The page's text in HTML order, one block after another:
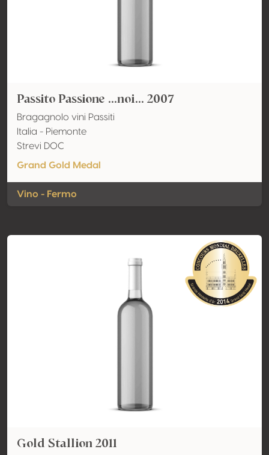
Passito Passione ...noi... 2007
Bragagnolo vini Passiti
Italia - Piemonte
Strevi DOC
Grand Gold Medal
Vino - Fermo
Gold Stallion 2011